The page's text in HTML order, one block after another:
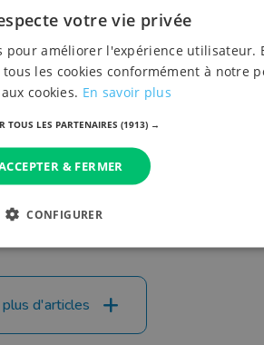
14 mai 2026 à 16:01
Pascal Carzaniga,
Virton
plus d'articles
votre vie privée
pour améliorer l'expérience utilisateur.
les cookies conformément à notre
cookies. En savoir plus
TOUS LES PARTENAIRES (1913) →
& FERMER
CONFIGURER